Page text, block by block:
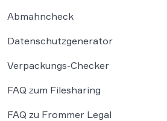
Abmahncheck
Datenschutzgenerator
Verpackungs-Checker
FAQ zum Filesharing
FAQ zu Frommer Legal